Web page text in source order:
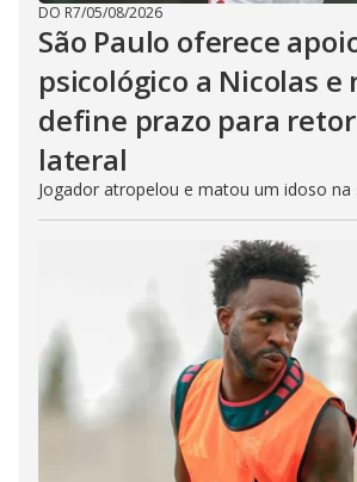
DO R7/05/08/2026
São Paulo oferece
psicológico a Nicolas e
define prazo para
lateral
Jogador atropelou e matou um idoso na